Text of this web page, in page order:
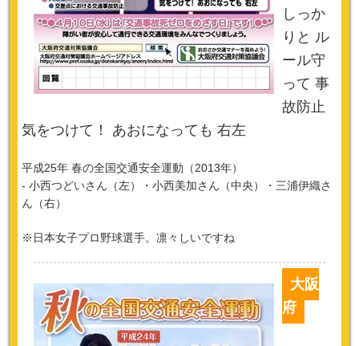
しっか
りと ル
ール守
って 事
故防止
気をつけて！ あおになっても 右左
平成25年 春の全国交通安全運動（2013年）
- 小西つどいさん（左）・小西美加さん（中央）・三浦伊織さ
ん（右）
※日本女子プロ野球選手。凛々しいですね
大阪
府